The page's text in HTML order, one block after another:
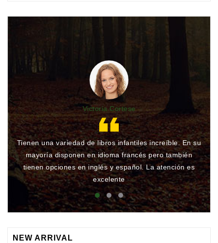
Victoria Cortese
Tienen una variedad de libros infantiles increíble. En su
mayoría disponen en idioma francés pero también
tienen opciones en inglés y español. La atención es
excelente
NEW ARRIVAL